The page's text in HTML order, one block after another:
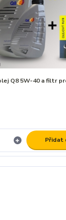
Q8 5W-40 a filtr
Přidat